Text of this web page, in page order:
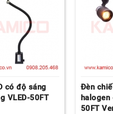
có độ sáng
VLED-50FT
Đèn
halogen
50FT